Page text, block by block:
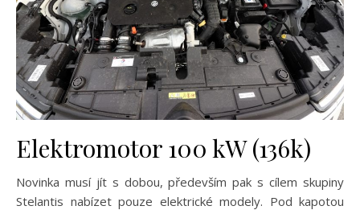
Elektromotor 100 kW (136k)
Novinka musí jít s dobou, především pak s cílem skupiny
Stelantis nabízet pouze elektrické modely. Pod kapotou